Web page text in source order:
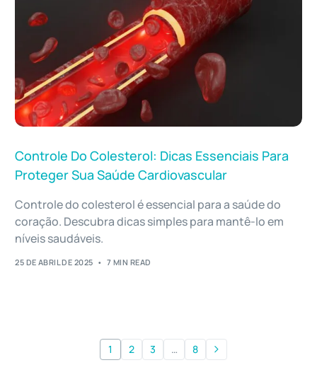
Controle Do Colesterol: Dicas Essenciais Para
Proteger Sua Saúde Cardiovascular
Controle do colesterol é essencial para a saúde do
coração. Descubra dicas simples para mantê-lo em
níveis saudáveis.
25 DE ABRIL DE 2025 7 MIN READ
1 2 3 … 8